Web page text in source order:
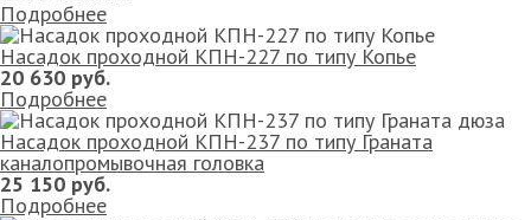
Подробнее
Насадок проходной КПН-227 по типу Копье
20 630 руб.
Подробнее
Насадок проходной КПН-237 по типу Граната
каналопромывочная головка
25 150 руб.
Подробнее